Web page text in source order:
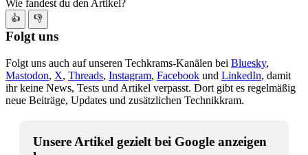
Wie fandest du den Artikel?
👍 👎
Folgt uns
Folgt uns auch auf unseren Techkrams-Kanälen bei Bluesky,
Mastodon, X, Threads, Instagram, Facebook und LinkedIn, damit
ihr keine News, Tests und Artikel verpasst. Dort gibt es regelmäßig
neue Beiträge, Updates und zusätzlichen Technikkram.
Unsere Artikel gezielt bei Google anzeigen